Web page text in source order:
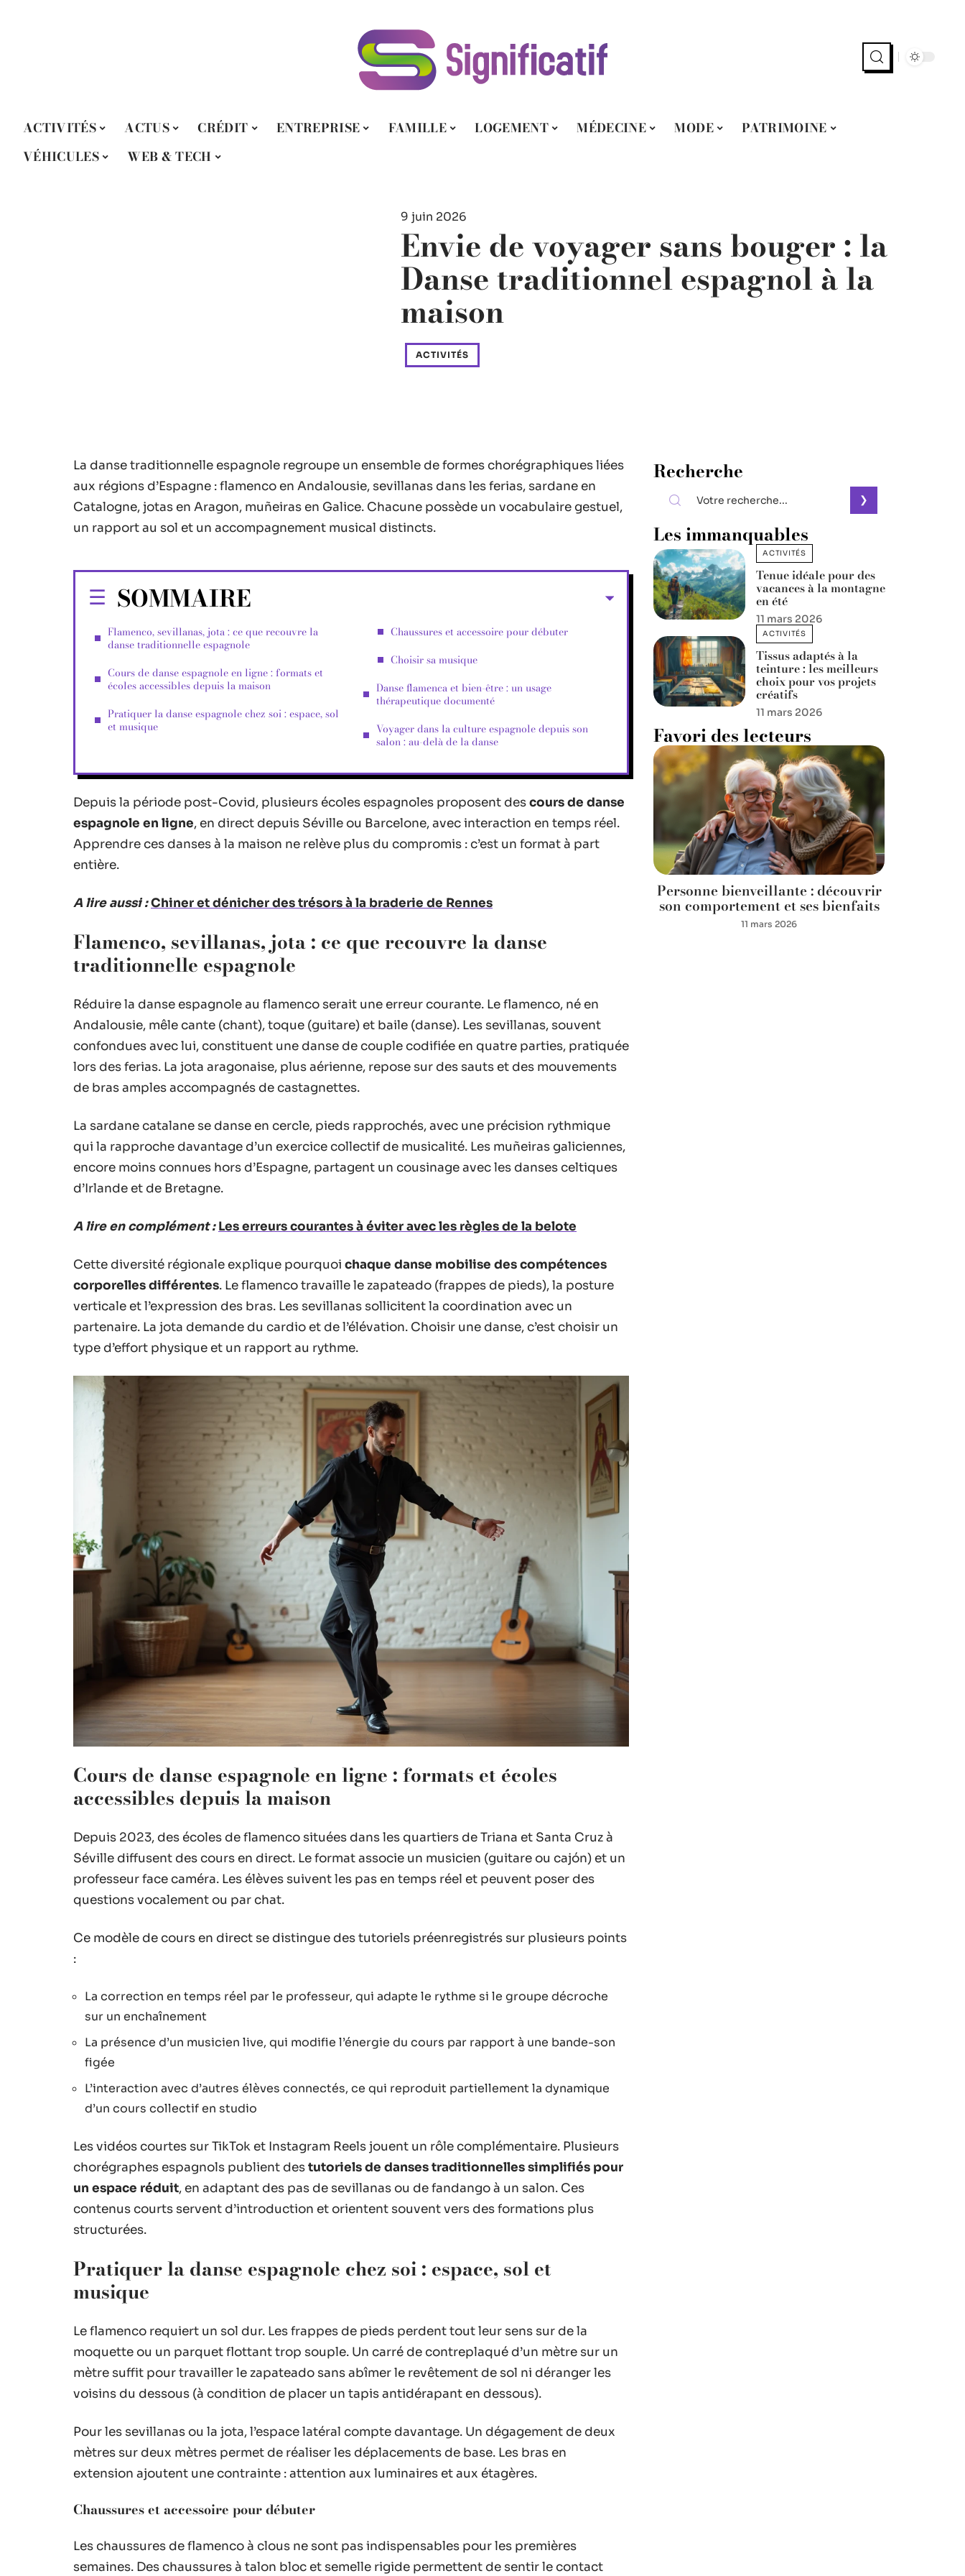
ACTIVITÉS ACTUS CRÉDIT ENTREPRISE FAMILLE LOGEMENT MÉDECINE MODE
PATRIMOINE
VÉHICULES
WEB & TECH
9 juin 2026
Envie de voyager sans bouger : la
Danse traditionnel espagnol à la
maison
ACTIVITÉS
La danse traditionnelle espagnole regroupe un ensemble de formes chorégraphiques liées
aux régions d’Espagne : flamenco en Andalousie, sevillanas dans les ferias, sardane en
Catalogne, jotas en Aragon, muñeiras en Galice. Chacune possède un vocabulaire gestuel,
un rapport au sol et un accompagnement musical distincts.
SOMMAIRE
Flamenco, sevillanas, jota : ce que recouvre la
danse traditionnelle espagnole
Cours de danse espagnole en ligne : formats et
écoles accessibles depuis la maison
Pratiquer la danse espagnole chez soi : espace, sol
et musique
Chaussures et accessoire pour débuter
Choisir sa musique
Danse flamenca et bien-être : un usage
thérapeutique documenté
Voyager dans la culture espagnole depuis son
salon : au-delà de la danse
Depuis la période post-Covid, plusieurs écoles espagnoles proposent descours de danse
espagnole en ligne, en direct depuis Séville ou Barcelone, avec interaction en temps réel.
Apprendre ces danses à la maison ne relève plus du compromis : c’est un format à part
entière.
A lire aussi :Chiner et dénicher des trésors à la braderie de Rennes
Flamenco, sevillanas, jota : ce que recouvre la danse
traditionnelle espagnole
Réduire la danse espagnole au flamenco serait une erreur courante. Le flamenco, né en
Andalousie, mêle cante (chant), toque (guitare) et baile (danse). Les sevillanas, souvent
confondues avec lui, constituent une danse de couple codifiée en quatre parties, pratiquée
lors des ferias. La jota aragonaise, plus aérienne, repose sur des sauts et des mouvements
de bras amples accompagnés de castagnettes.
La sardane catalane se danse en cercle, pieds rapprochés, avec une précision rythmique
qui la rapproche davantage d’un exercice collectif de musicalité. Les muñeiras galiciennes,
encore moins connues hors d’Espagne, partagent un cousinage avec les danses celtiques
d’Irlande et de Bretagne.
A lire en complément : Les erreurs courantes à éviter avec les règles de la belote
Cette diversité régionale explique pourquoi chaque danse mobilise des compétences
corporelles différentes. Le flamenco travaille le zapateado (frappes de pieds), la posture
verticale et l’expression des bras. Les sevillanas sollicitent la coordination avec un
partenaire. La jota demande du cardio et de l’élévation. Choisir une danse, c’est choisir un
type d’effort physique et un rapport au rythme.
Cours de danse espagnole en ligne : formats et écoles
accessibles depuis la maison
Depuis 2023, des écoles de flamenco situées dans les quartiers de Triana et Santa Cruz à
Séville diffusent des cours en direct. Le format associe un musicien (guitare ou cajón) et un
professeur face caméra. Les élèves suivent les pas en temps réel et peuvent poser des
questions vocalement ou par chat.
Ce modèle de cours en direct se distingue des tutoriels préenregistrés sur plusieurs points
:
La correction en temps réel par le professeur, qui adapte le rythme si le groupe décroche
sur un enchaînement
La présence d’un musicien live, qui modifie l’énergie du cours par rapport à une bande-son
figée
L’interaction avec d’autres élèves connectés, ce qui reproduit partiellement la dynamique
d’un cours collectif en studio
Les vidéos courtes sur TikTok et Instagram Reels jouent un rôle complémentaire. Plusieurs
chorégraphes espagnols publient destutoriels de danses traditionnelles simplifiés pour
un espace réduit, en adaptant des pas de sevillanas ou de fandango à un salon. Ces
contenus courts servent d’introduction et orientent souvent vers des formations plus
structurées.
Pratiquer la danse espagnole chez soi : espace, sol et
musique
Le flamenco requiert un sol dur. Les frappes de pieds perdent tout leur sens sur de la
moquette ou un parquet flottant trop souple. Un carré de contreplaqué d’un mètre sur un
mètre suffit pour travailler le zapateado sans abîmer le revêtement de sol ni déranger les
voisins du dessous (à condition de placer un tapis antidérapant en dessous).
Pour les sevillanas ou la jota, l’espace latéral compte davantage. Un dégagement de deux
mètres sur deux mètres permet de réaliser les déplacements de base. Les bras en
extension ajoutent une contrainte : attention aux luminaires et aux étagères.
Chaussures et accessoire pour débuter
Les chaussures de flamenco à clous ne sont pas indispensables pour les premières
semaines. Des chaussures à talon bloc et semelle rigide permettent de sentir le contact
Recherche
Les immanquables
ACTIVITÉS
Tenue idéale pour des
vacances à la montagne
en été
11 mars 2026
ACTIVITÉS
Tissus adaptés à la
teinture : les meilleurs
choix pour vos projets
créatifs
11 mars 2026
Favori des lecteurs
Personne bienveillante : découvrir
son comportement et ses bienfaits
11 mars 2026